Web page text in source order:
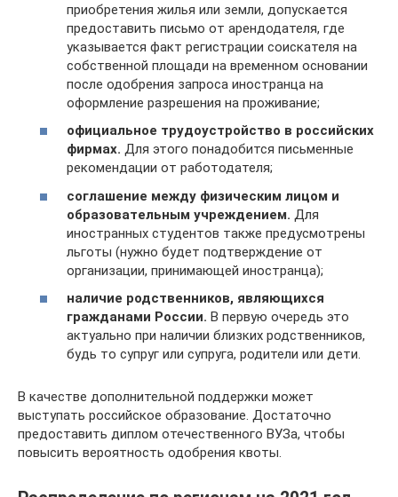
приобретения жилья или земли, допускается
предоставить письмо от арендодателя, где
указывается факт регистрации соискателя на
собственной площади на временном основании
после одобрения запроса иностранца на
оформление разрешения на проживание;
официальное трудоустройство в российских
фирмах. Для этого понадобится письменные
рекомендации от работодателя;
соглашение между физическим лицом и
образовательным учреждением. Для
иностранных студентов также предусмотрены
льготы (нужно будет подтверждение от
организации, принимающей иностранца);
наличие родственников, являющихся
гражданами России. В первую очередь это
актуально при наличии близких родственников,
будь то супруг или супруга, родители или дети.
В качестве дополнительной поддержки может
выступать российское образование. Достаточно
предоставить диплом отечественного ВУЗа, чтобы
повысить вероятность одобрения квоты.